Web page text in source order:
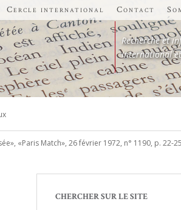
Cercle international Contact
Recherche et
International
«Paris Match», 26 février 1972, n° 1190, p. 22-
CHERCHER SUR LE SITE